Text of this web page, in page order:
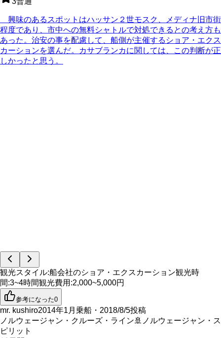
興味のあるスポットはハッサン２世モスク、メディナ旧市街
程度であり、市中への無料シャトルで対処できるとの考え方も
あった。治安の事を配慮して、船側が主催するショア・エクス
カーションを選んだ。カサブランカに関しては、この判断が正
しかったと思う。
観光スタイル:船会社のショア・エクスカーション観光時
間:3~4時間観光費用 :2,000~5,000円
参考になった0
mr. kushiro2014年1月乗船・2018/8/5投稿
ノルウェージャン・クルーズ・ライン 🚢 ノルウェージャン・ス
ピリット